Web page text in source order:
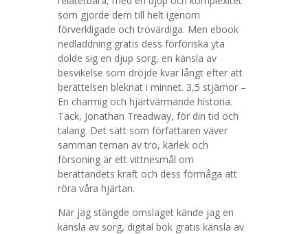
som gjorde dem till helt igenom
förverkligade och trovärdiga. Men ebook
nedladdning gratis dess förföriska yta
dolde sig en djup sorg, en känsla av
besvikelse som dröjde kvar långt efter att
berättelsen bleknat i minnet. 3,5 stjärnor –
En charmig och hjärtvärmande historia.
Tack, Jonathan Treadway, för din tid och
talang. Det sätt som författaren väver
samman teman av tro, kärlek och
försoning är ett vittnesmål om
berättandets kraft och dess förmåga att
röra våra hjärtan.
När jag stängde omslaget kände jag en
känsla av sorg, digital bok gratis känsla av